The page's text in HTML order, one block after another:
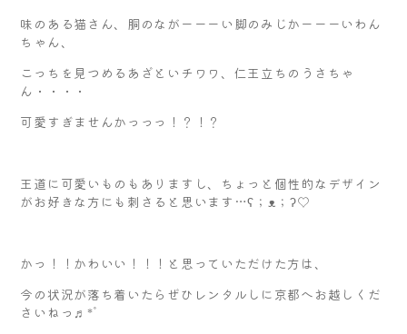
味のある猫さん、胴のながーーーい脚のみじかーーーいわん
ちゃん、
こっちを見つめるあざといチワワ、仁王立ちのうさちゃ
ん・・・・
可愛すぎませんかっっっ！？！？
王道に可愛いものもありますし、ちょっと個性的なデザイン
がお好きな方にも刺さると思います…ʕ；ᴥ；ʔ♡
かっ！！かわいい！！！と思っていただけた方は、
今の状況が落ち着いたらぜひレンタルしに京都へお越しくだ
さいねっ♬*ﾟ